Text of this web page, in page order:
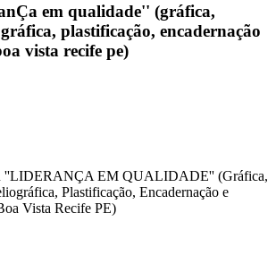
em qualidade'' (gráfica,
plastificação, encadernação
vista recife pe)
''LIDERANÇA EM QUALIDADE'' (Gráfica,
Plastificação, Encadernação e
Vista Recife PE)